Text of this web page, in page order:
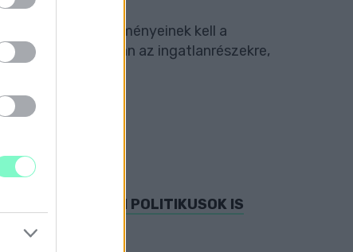
a város intézményeinek kell a
hogy szükség van az ingatlanrészekre,
DOLGOZÓIT
VAS MEGYEI POLITIKUSOK IS